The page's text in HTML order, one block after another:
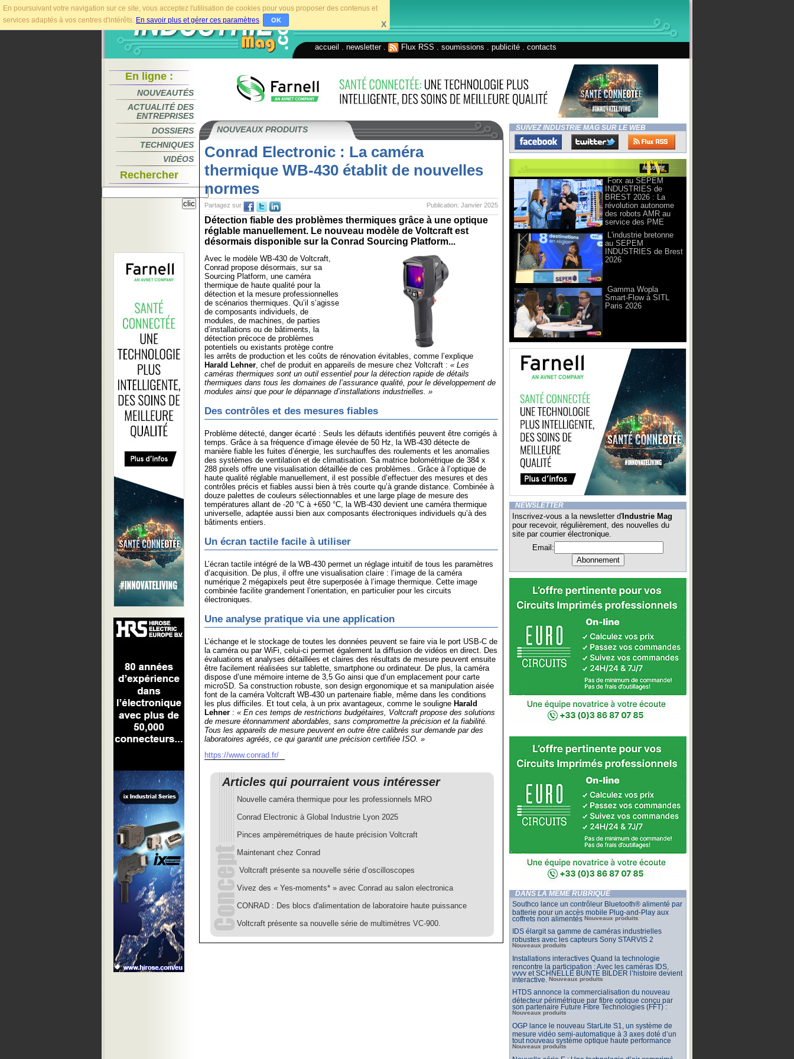
En poursuivant votre navigation sur ce site, vous acceptez l'utilisation de cookies pour vous proposer des contenus et
services adaptés à vos centres d'intérêts. En savoir plus et gérer ces paramètres. OK X
accueil newsletter. Flux RSS soumissions publicité contacts
En ligne :
NOUVEAUTÉS
ACTUALITÉ DES
ENTREPRISES
DOSSIERS
TECHNIQUES
VIDÉOS
Rechercher
NOUVEAUX PRODUITS
Conrad Electronic : La caméra
thermique WB-430 établit de nouvelles
normes
Publication: Janvier 2025
Partagez sur
Détection fiable des problèmes thermiques grâce à une optique
réglable manuellement. Le nouveau modèle de Voltcraft est
désormais disponible sur la Conrad Sourcing Platform...
Avec le modèle WB-430 de Voltcraft,
Conrad propose désormais, sur sa
Sourcing Platform, une caméra
thermique de haute qualité pour la
détection et la mesure professionnelles
de scénarios thermiques. Qu’il s’agisse
de composants individuels, de
modules, de machines, de parties
d’installations ou de bâtiments, la
détection précoce de problèmes
potentiels ou existants protège contre
les arrêts de production et les coûts de rénovation évitables, comme l’explique
Harald Lehner, chef de produit en appareils de mesure chez Voltcraft : « Les
caméras thermiques sont un outil essentiel pour la détection rapide de détails
thermiques dans tous les domaines de l’assurance qualité, pour le développement de
modules ainsi que pour le dépannage d’installations industrielles. »
Des contrôles et des mesures fiables
Problème détecté, danger écarté : Seuls les défauts identifiés peuvent être corrigés à
temps. Grâce à sa fréquence d’image élevée de 50 Hz, la WB-430 détecte de
manière fiable les fuites d’énergie, les surchauffes des roulements et les anomalies
des systèmes de ventilation et de climatisation. Sa matrice bolométrique de 384 x
288 pixels offre une visualisation détaillée de ces problèmes.. Grâce à l’optique de
haute qualité réglable manuellement, il est possible d’effectuer des mesures et des
contrôles précis et fiables aussi bien à très courte qu’à grande distance. Combinée à
douze palettes de couleurs sélectionnables et une large plage de mesure des
températures allant de -20 °C à +650 °C, la WB-430 devient une caméra thermique
universelle, adaptée aussi bien aux composants électroniques individuels qu’à des
bâtiments entiers.
Un écran tactile facile à utiliser
L’écran tactile intégré de la WB-430 permet un réglage intuitif de tous les paramètres
d’acquisition. De plus, il offre une visualisation claire : l’image de la caméra
numérique 2 mégapixels peut être superposée à l’image thermique. Cette image
combinée facilite grandement l’orientation, en particulier pour les circuits
électroniques.
Une analyse pratique via une application
L’échange et le stockage de toutes les données peuvent se faire via le port USB-C de
la caméra ou par WiFi, celui-ci permet également la diffusion de vidéos en direct. Des
évaluations et analyses détaillées et claires des résultats de mesure peuvent ensuite
être facilement réalisées sur tablette, smartphone ou ordinateur. De plus, la caméra
dispose d’une mémoire interne de 3,5 Go ainsi que d’un emplacement pour carte
microSD. Sa construction robuste, son design ergonomique et sa manipulation aisée
font de la caméra Voltcraft WB-430 un partenaire fiable, même dans les conditions
les plus difficiles. Et tout cela, à un prix avantageux, comme le souligne Harald
Lehner : « En ces temps de restrictions budgétaires, Voltcraft propose des solutions
de mesure étonnamment abordables, sans compromettre la précision et la fiabilité.
Tous les appareils de mesure peuvent en outre être calibrés sur demande par des
laboratoires agréés, ce qui garantit une précision certifiée ISO. »
https://www.conrad.fr/
Articles qui pourraient vous intéresser
Nouvelle caméra thermique pour les professionnels MRO
Conrad Electronic à Global Industrie Lyon 2025
Pinces ampèremétriques de haute précision Voltcraft
­Maintenant chez Conrad
­ Voltcraft présente sa nouvelle série d’oscilloscopes
Vivez des « Yes-moments* » avec Conrad au salon electronica
CONRAD : Des blocs d'alimentation de laboratoire haute puissance
Voltcraft présente sa nouvelle série de multimètres VC-900.
SUIVEZ INDUSTRIE MAG SUR LE WEB
Forx au SEPEM
INDUSTRIES de
BREST 2026 : La
révolution autonome
des robots AMR au
service des PME
L'industrie bretonne
au SEPEM
INDUSTRIES de Brest
2026
Gamma Wopla
Smart-Flow à SITL
Paris 2026
NEWSLETTER
Inscrivez-vous a la newsletter d' Industrie Mag
pour recevoir, régulièrement, des nouvelles du
site par courrier électronique.
Email:
DANS LA MÊME RUBRIQUE
Southco lance un contrôleur Bluetooth® alimenté par
batterie pour un accès mobile Plug-and-Play aux
coffrets non alimentés Nouveaux produits
IDS élargit sa gamme de caméras industrielles
robustes avec les capteurs Sony STARVIS 2
Nouveaux produits
Installations interactives Quand la technologie
rencontre la participation : Avec les caméras IDS,
vvvv et SCHNELLE BUNTE BILDER l’histoire devient
interactive.
Nouveaux produits
HTDS annonce la commercialisation du nouveau
détecteur périmétrique par fibre optique conçu par
son partenaire Future Fibre Technologies (FFT) :
Nouveaux produits
OGP lance le nouveau StarLite S1, un système de
mesure vidéo semi-automatique à 3 axes doté d’un
tout nouveau système optique haute performance
Nouveaux produits